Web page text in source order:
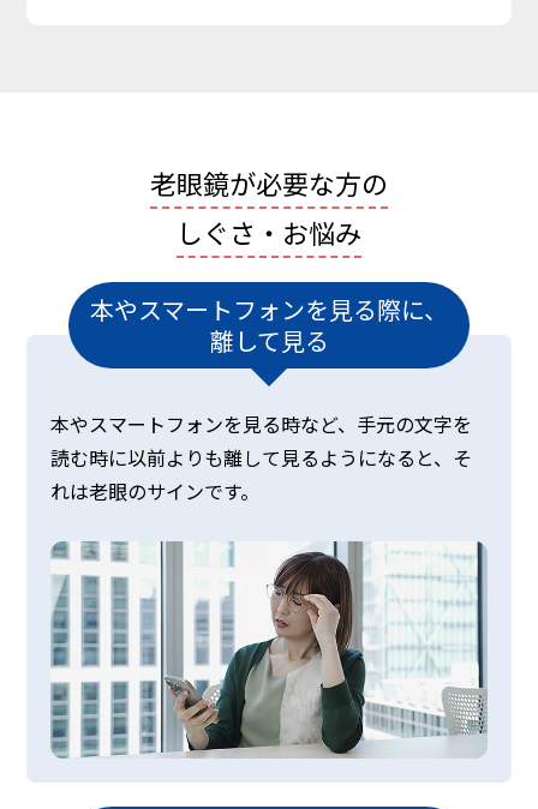
老眼鏡が必要な方の
しぐさ・お悩み
本やスマートフォンを見る際に、
離して見る
本やスマートフォンを見る時など、手元の文字を
読む時に以前よりも離して見るようになると、そ
れは老眼のサインです。